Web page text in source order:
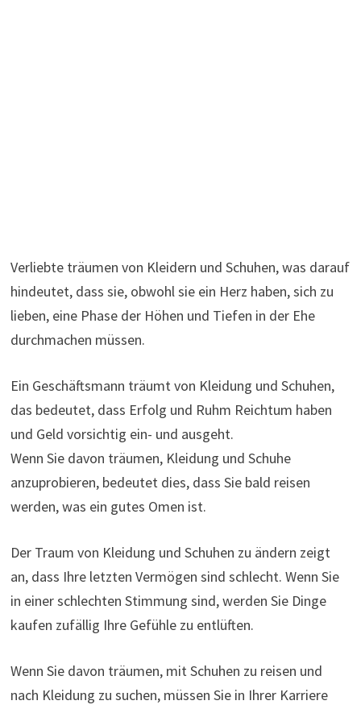
Verliebte träumen von Kleidern und Schuhen, was darauf
hindeutet, dass sie, obwohl sie ein Herz haben, sich zu
lieben, eine Phase der Höhen und Tiefen in der Ehe
durchmachen müssen.
Ein Geschäftsmann träumt von Kleidung und Schuhen,
das bedeutet, dass Erfolg und Ruhm Reichtum haben
und Geld vorsichtig ein- und ausgeht.
Wenn Sie davon träumen, Kleidung und Schuhe
anzuprobieren, bedeutet dies, dass Sie bald reisen
werden, was ein gutes Omen ist.
Der Traum von Kleidung und Schuhen zu ändern zeigt
an, dass Ihre letzten Vermögen sind schlecht. Wenn Sie
in einer schlechten Stimmung sind, werden Sie Dinge
kaufen zufällig Ihre Gefühle zu entlüften.
Wenn Sie davon träumen, mit Schuhen zu reisen und
nach Kleidung zu suchen, müssen Sie in Ihrer Karriere